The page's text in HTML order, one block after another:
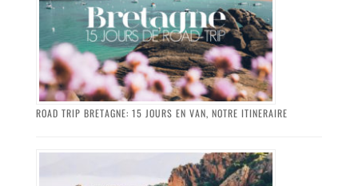
ROAD TRIP BRETAGNE: 15 JOURS EN VAN, NOTRE ITINERAIRE